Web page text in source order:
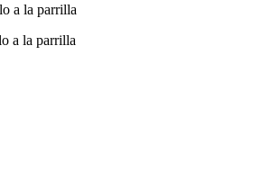
a la parrilla
a la parrilla